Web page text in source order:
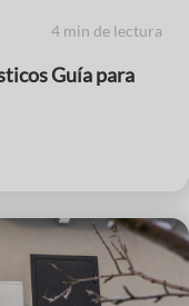
4 min de lectura
Guía para